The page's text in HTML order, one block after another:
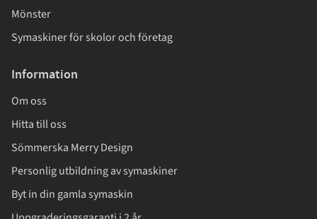
Mönster
Symaskiner för skolor och företag
Information
Om oss
Hitta till oss
Sömmerska Merry Design
Personlig utbildning av symaskiner
Byt in din gamla symaskin